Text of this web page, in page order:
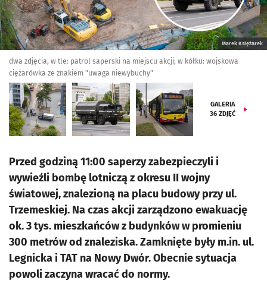
Marek Księżarek
dwa zdjęcia, w tle: patrol saperski na miejscu akcji; w kółku: wojskowa
ciężarówka ze znakiem "uwaga niewybuchy"
GALERIA
36 ZDJĘĆ
Przed godziną 11:00 saperzy zabezpieczyli i
wywieźli bombę lotniczą z okresu II wojny
światowej, znalezioną na placu budowy przy ul.
Trzemeskiej. Na czas akcji zarządzono ewakuację
ok. 3 tys. mieszkańców z budynków w promieniu
300 metrów od znaleziska. Zamknięte były m.in. ul.
Legnicka i TAT na Nowy Dwór. Obecnie sytuacja
powoli zaczyna wracać do normy.